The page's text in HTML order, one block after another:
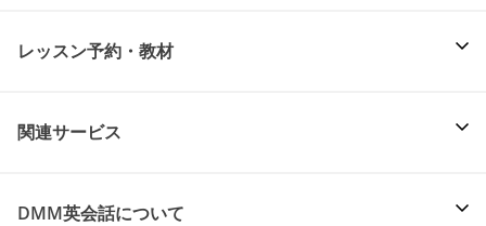
レッスン予約・教材
関連サービス
DMM英会話について